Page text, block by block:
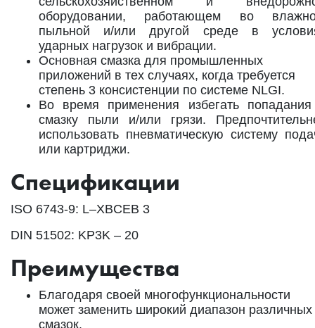
оборудовании, работающем во
пыльной и/или другой среде в
ударных нагрузок и вибрации.
Основная смазка для промышленных
приложений в тех случаях, когда требуется
степень 3 консистенции по системе NLGI.
Во время применения избегать
смазку пыли и/или грязи.
использовать пневматическую систему
или картриджи.
Спецификации
ISO 6743-9: L–XBCEB 3
DIN 51502: KP3K – 20
Преимущества
Благодаря своей многофункциональности
может заменить широкий диапазон различных
смазок.